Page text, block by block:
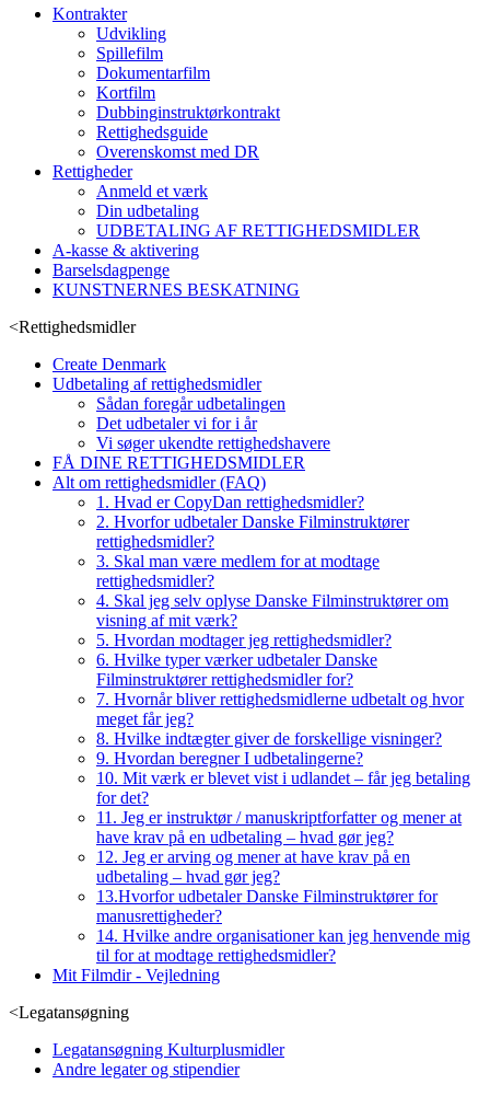
Kontrakter
Udvikling
Spillefilm
Dokumentarfilm
Kortfilm
Dubbinginstruktørkontrakt
Rettighedsguide
Overenskomst med DR
Rettigheder
Anmeld et værk
Din udbetaling
UDBETALING AF RETTIGHEDSMIDLER
A-kasse & aktivering
Barselsdagpenge
KUNSTNERNES BESKATNING
<Rettighedsmidler
Create Denmark
Udbetaling af rettighedsmidler
Sådan foregår udbetalingen
Det udbetaler vi for i år
Vi søger ukendte rettighedshavere
FÅ DINE RETTIGHEDSMIDLER
Alt om rettighedsmidler (FAQ)
1. Hvad er CopyDan rettighedsmidler?
2. Hvorfor udbetaler Danske Filminstruktører
rettighedsmidler?
3. Skal man være medlem for at modtage
rettighedsmidler?
4. Skal jeg selv oplyse Danske Filminstruktører om
visning af mit værk?
5. Hvordan modtager jeg rettighedsmidler?
6. Hvilke typer værker udbetaler Danske
Filminstruktører rettighedsmidler for?
7. Hvornår bliver rettighedsmidlerne udbetalt og hvor
meget får jeg?
8. Hvilke indtægter giver de forskellige visninger?
9. Hvordan beregner I udbetalingerne?
10. Mit værk er blevet vist i udlandet – får jeg betaling
for det?
11. Jeg er instruktør / manuskriptforfatter og mener at
have krav på en udbetaling – hvad gør jeg?
12. Jeg er arving og mener at have krav på en
udbetaling – hvad gør jeg?
13.Hvorfor udbetaler Danske Filminstruktører for
manusrettigheder?
14. Hvilke andre organisationer kan jeg henvende mig
til for at modtage rettighedsmidler?
Mit Filmdir - Vejledning
<Legatansøgning
Legatansøgning Kulturplusmidler
Andre legater og stipendier